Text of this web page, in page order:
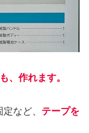
、作れます。
など、 テープを